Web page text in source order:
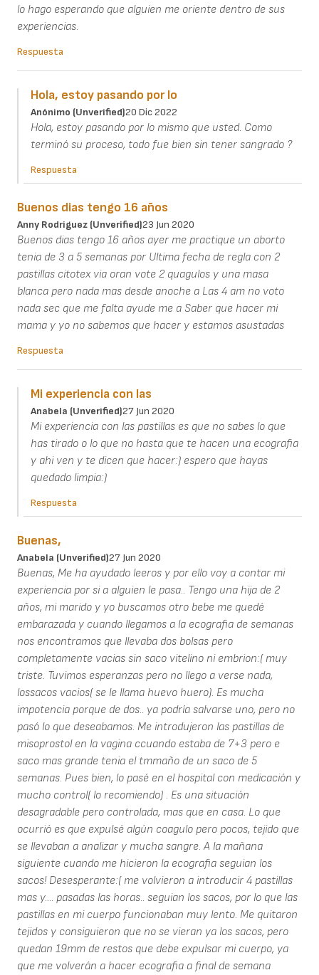
lo hago esperando que alguien me oriente dentro de sus
experiencias.
Respuesta
Hola, estoy pasando por lo
Anónimo (unverified)20 Dic 2022
Hola, estoy pasando por lo mismo que usted. Como
terminó su proceso, todo fue bien sin tener sangrado ?
Respuesta
Buenos dias tengo 16 años
Anny Rodriguez (unverified)23 Jun 2020
Buenos dias tengo 16 años ayer me practique un aborto
tenia de 3 a 5 semanas por Ultima fecha de regla con 2
pastillas citotex via oran vote 2 quagulos y una masa
blanca pero nada mas desde anoche a Las 4 am no voto
nada sec que me falta ayude me a Saber que hacer mi
mama y yo no sabemos que hacer y estamos asustadas
Respuesta
Mi experiencia con las
Anabela (unverified)27 Jun 2020
Mi experiencia con las pastillas es que no sabes lo que
has tirado o lo que no hasta que te hacen una ecografia
y ahi ven y te dicen que hacer:) espero que hayas
quedado limpia:)
Respuesta
Buenas,
Anabela (unverified)27 Jun 2020
Buenas, Me ha ayudado leeros y por ello voy a contar mi
experiencia por si a alguien le pasa.. Tengo una hija de 2
años, mi marido y yo buscamos otro bebe me quedé
embarazada y cuando llegamos a la ecografia de semanas
nos encontramos que llevaba dos bolsas pero
completamente vacias sin saco vitelino ni embrion:( muy
triste. Tuvimos esperanzas pero no llego a verse nada,
lossacos vacios( se le llama huevo huero). Es mucha
impotencia porque de dos.. ya podría salvarse uno, pero no
pasó lo que deseabamos. Me introdujeron las pastillas de
misoprostol en la vagina ccuando estaba de 7+3 pero e
saco mas grande tenia el tmmaño de un saco de 5
semanas. Pues bien, lo pasé en el hospital con medicación y
mucho control( lo recomiendo) . Es una situación
desagradable pero controlada, mas que en casa. Lo que
ocurrió es que expulsé algún coagulo pero pocos, tejido que
se llevaban a analizar y mucha sangre. A la mañana
siguiente cuando me hicieron la ecografia seguian los
sacos! Desesperante:( me volvieron a introducir 4 pastillas
mas y.... pasadas las horas.. seguian los sacos, por lo que las
pastillas en mi cuerpo funcionaban muy lento. Me quitaron
tejidos y consiguieron que no se vieran ya los sacos, pero
quedan 19mm de restos que debe expulsar mi cuerpo, ya
que me volverán a hacer ecografia a final de semana